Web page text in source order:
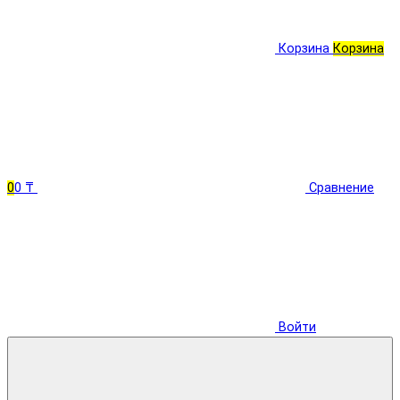
Корзина Корзина
00 ₸ Сравнение
Войти